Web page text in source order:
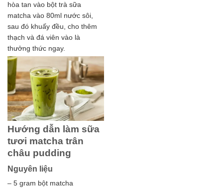
hòa tan vào bột trà sữa
matcha vào 80ml nước sôi,
sau đó khuấy đều, cho thêm
thạch và đá viên vào là
thưởng thức ngay.
Hướng dẫn làm sữa
tươi matcha trân
châu pudding
Nguyên liệu
– 5 gram bột matcha